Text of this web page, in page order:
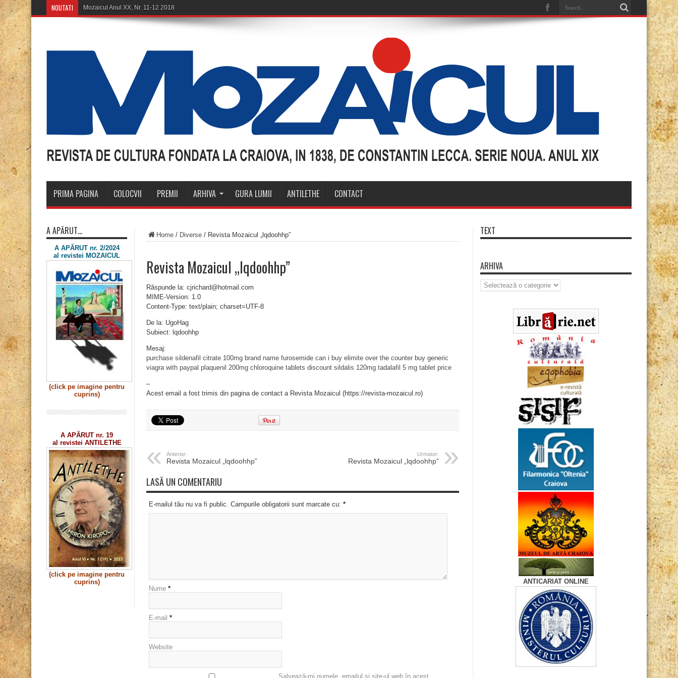
NOUTATI Mozaicul Anul XX, Nr. 11-12 2018
PRIMA PAGINA COLOCVII PREMII ARHIVA GURA LUMII ANTILETHE CONTACT
Home / Diverse / Revista Mozaicul „lqdoohhp”
Revista Mozaicul „lqdoohhp”
Răspunde la: cjrichard@hotmail.com
MIME-Version: 1.0
Content-Type: text/plain; charset=UTF-8
De la: UgoHag
Subiect: lqdoohhp
Mesaj:
purchase sildenafil citrate 100mg brand name furosemide can i buy elimite over the counter buy generic
viagra with paypal plaquenil 200mg chloroquine tablets discount sildalis 120mg tadalafil 5 mg tablet price
–
Acest email a fost trimis din pagina de contact a Revista Mozaicul (https://revista-mozaicul.ro)
Anterior:
Revista Mozaicul „lqdoohhp”
Urmator:
Revista Mozaicul „lqdoohhp”
LASĂ UN COMENTARIU
E-mailul tău nu va fi public. Campurile obligatorii sunt marcate cu: *
Nume *
E-mail *
Website
Salvează-mi numele, emailul și site-ul web în acest
A APĂRUT…
A APĂRUT nr. 2/2024
al revistei MOZAICUL
(click pe imagine pentru
cuprins)
A APĂRUT nr. 19
al revistei ANTILETHE
(click pe imagine pentru
cuprins)
TEXT
ARHIVA
Arhiva
ANTICARIAT ONLINE